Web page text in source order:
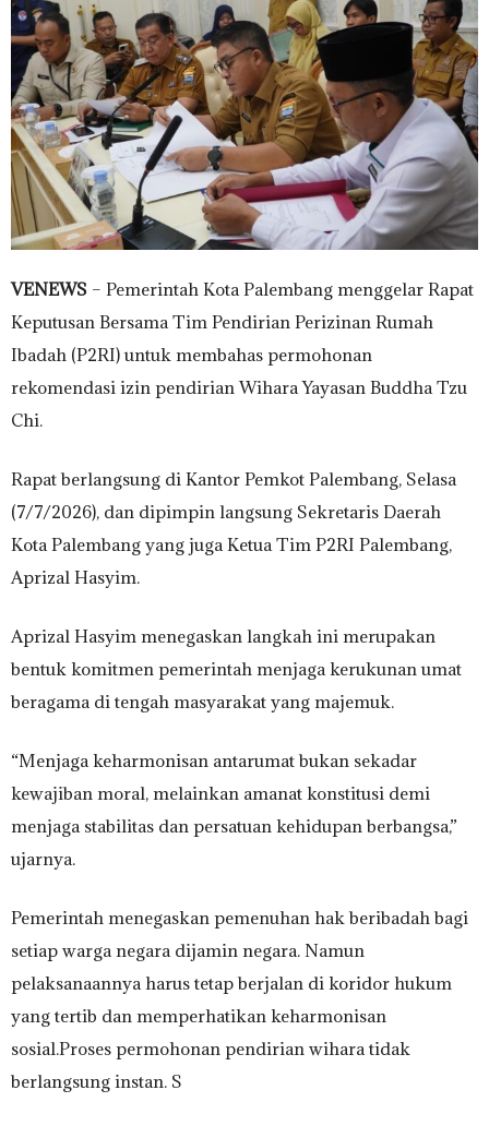
VENEWS – Pemerintah Kota Palembang menggelar Rapat
Keputusan Bersama Tim Pendirian Perizinan Rumah
Ibadah (P2RI) untuk membahas permohonan
rekomendasi izin pendirian Wihara Yayasan Buddha Tzu
Chi.
Rapat berlangsung di Kantor Pemkot Palembang, Selasa
(7/7/2026), dan dipimpin langsung Sekretaris Daerah
Kota Palembang yang juga Ketua Tim P2RI Palembang,
Aprizal Hasyim.
Aprizal Hasyim menegaskan langkah ini merupakan
bentuk komitmen pemerintah menjaga kerukunan umat
beragama di tengah masyarakat yang majemuk.
“Menjaga keharmonisan antarumat bukan sekadar
kewajiban moral, melainkan amanat konstitusi demi
menjaga stabilitas dan persatuan kehidupan berbangsa,”
ujarnya.
Pemerintah menegaskan pemenuhan hak beribadah bagi
setiap warga negara dijamin negara. Namun
pelaksanaannya harus tetap berjalan di koridor hukum
yang tertib dan memperhatikan keharmonisan
sosial.Proses permohonan pendirian wihara tidak
berlangsung instan. S